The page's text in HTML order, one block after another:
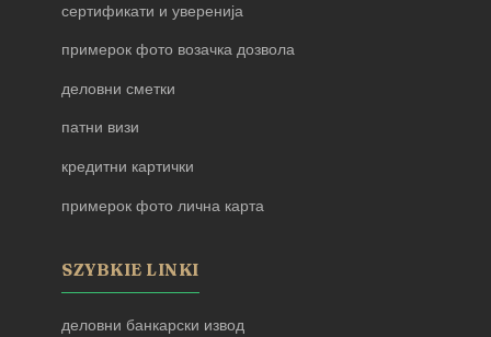
сертификати и уверенија
примерок фото возачка дозвола
деловни сметки
патни визи
кредитни картички
примерок фото лична карта
SZYBKIE LINKI
деловни банкарски извод